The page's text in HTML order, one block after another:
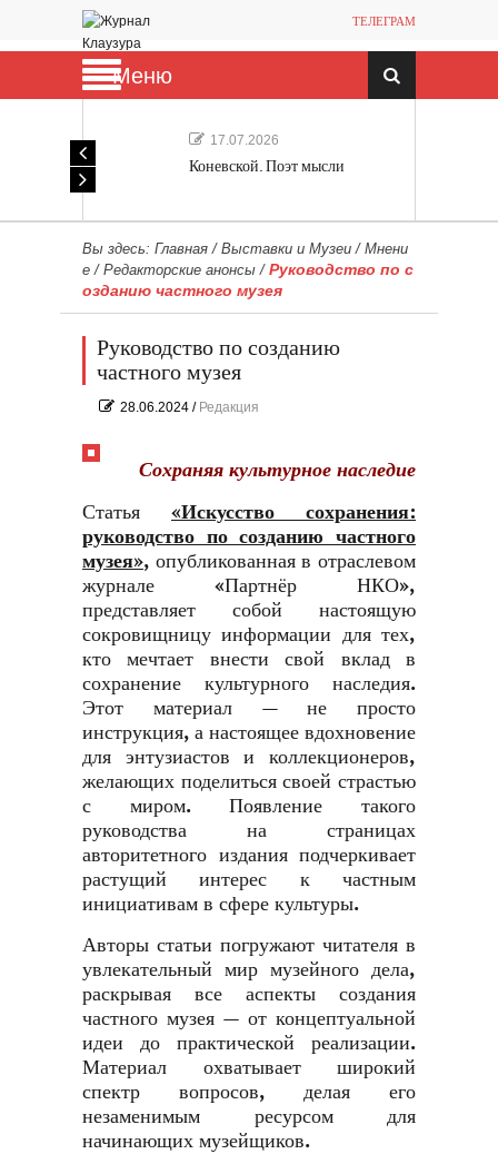
ТЕЛЕГРАМ
Меню
17.07.2026
Коневской. Поэт мысли
Вы здесь: Главная / Выставки и Музеи / Мнени
е / Редакторские анонсы / Руководство по с
озданию частного музея
Руководство по созданию
частного музея
28.06.2024 / Редакция
Сохраняя культурное наследие
Статья «Искусство сохранения:
руководство по созданию частного
музея», опубликованная в отраслевом
журнале «Партнёр НКО»,
представляет собой настоящую
сокровищницу информации для тех,
кто мечтает внести свой вклад в
сохранение культурного наследия.
Этот материал — не просто
инструкция, а настоящее вдохновение
для энтузиастов и коллекционеров,
желающих поделиться своей страстью
с миром. Появление такого
руководства на страницах
авторитетного издания подчеркивает
растущий интерес к частным
инициативам в сфере культуры.
Авторы статьи погружают читателя в
увлекательный мир музейного дела,
раскрывая все аспекты создания
частного музея — от концептуальной
идеи до практической реализации.
Материал охватывает широкий
спектр вопросов, делая его
незаменимым ресурсом для
начинающих музейщиков.